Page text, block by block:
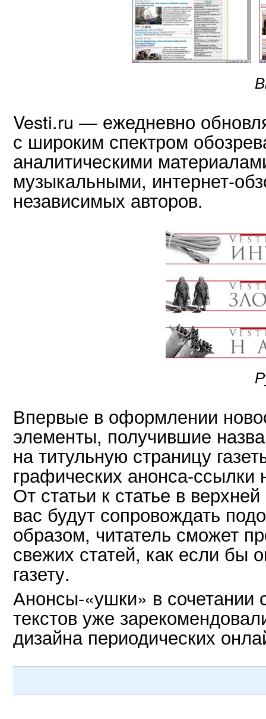
Vesti.ru — ежедневно
с широким спектром
аналитическими
музыкальными, интернет-
независимых авторов.
Впервые в оформлении
элементы, получившие
на титульную страницу
графических анонса-ссылки
От статьи к статье в
вас будут сопровождать
образом, читатель сможет
свежих статей, как если бы
газету.
Анонсы-«ушки» в
текстов уже
дизайна периодических